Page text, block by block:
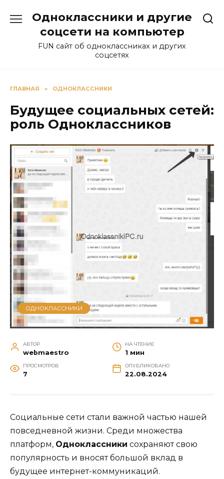
содержанию
Одноклассники и другие
соцсети на компьютер
FUN сайт об одноклассниках и других
соцсетях
ГЛАВНАЯ » ОДНОКЛАССНИКИ
Будущее социальных сетей:
роль Одноклассников
ОДНОКЛАССНИКИ
АВТОР
webmaestro
НА ЧТЕНИЕ
1 мин
ПРОСМОТРОВ
7
ОПУБЛИКОВАНО
22.08.2024
Социальные сети стали важной частью нашей
повседневной жизни. Среди множества
платформ, Одноклассники сохраняют свою
популярность и вносят большой вклад в
будущее интернет-коммуникаций.